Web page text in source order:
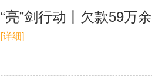
“亮”剑行动丨欠款59万
[详细]